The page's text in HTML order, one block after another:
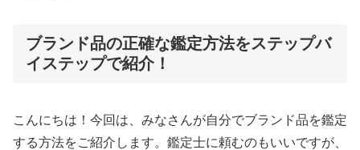
ブランド品の正確な鑑定方法をステップバ
イステップで紹介！
こんにちは！今回は、みなさんが自分でブランド品を鑑定
する方法をご紹介します。鑑定士に頼むのもいいですが、